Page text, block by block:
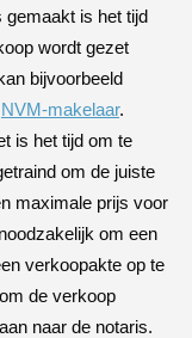
gemaakt is het tijd
wordt gezet
bijvoorbeeld
NVM-makelaar.
is het tijd om te
om de juiste
maximale prijs voor
om een
verkoopakte op te
de verkoop
naar de notaris.